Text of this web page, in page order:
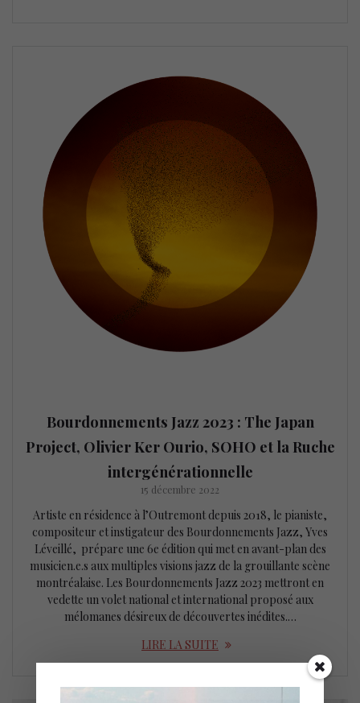
Bourdonnements Jazz 2023 : The Japan
Project, Olivier Ker Ourio, SOHO et la Ruche
intergénérationnelle
15 décembre 2022
Artiste en résidence à l’Outremont depuis 2018, le pianiste,
compositeur et instigateur des Bourdonnements Jazz, Yves
Léveillé, prépare une 6e édition qui met en avant-plan des
musicien.e.s aux multiples visions jazz de la grouillante scène
montréalaise. Les Bourdonnements Jazz 2023 mettront en
vedette un volet national et international proposé aux
mélomanes désireux de découvertes inédites.…
LIRE LA SUITE